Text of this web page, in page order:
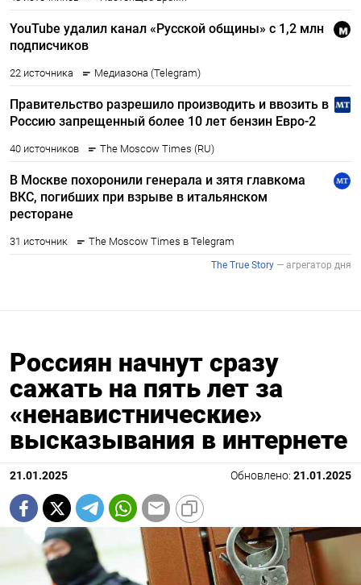
Россиян начнут сразу
сажать на пять лет за
«ненавистнические»
высказывания в интернете
21.01.2025 Обновлено: 21.01.2025